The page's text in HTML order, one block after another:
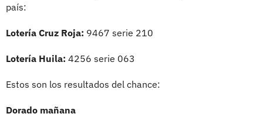
país:
Lotería Cruz Roja: 9467 serie 210
Lotería Huila: 4256 serie 063
Estos son los resultados del chance:
Dorado mañana